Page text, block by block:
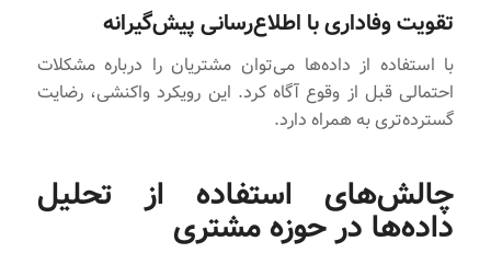
تقویت وفاداری با اطلاع‌رسانی پیش‌گیرانه
با استفاده از داده‌ها می‌توان مشتریان را درباره مشکلات
احتمالی‌ قبل از وقوع آگاه کرد. این رویکرد واکنشی، رضایت
گسترده‌تری به همراه دارد.
چالش‌های استفاده از تحلیل
داده‌ها در حوزه مشتری